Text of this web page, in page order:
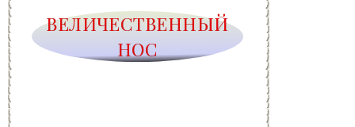
ВЕЛИЧЕСТВЕННЫЙ
НОС